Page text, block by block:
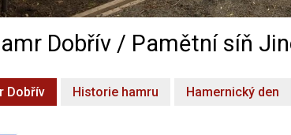
Dobřív / Pamětní síň
Dobřív Historie hamru Hamernický den